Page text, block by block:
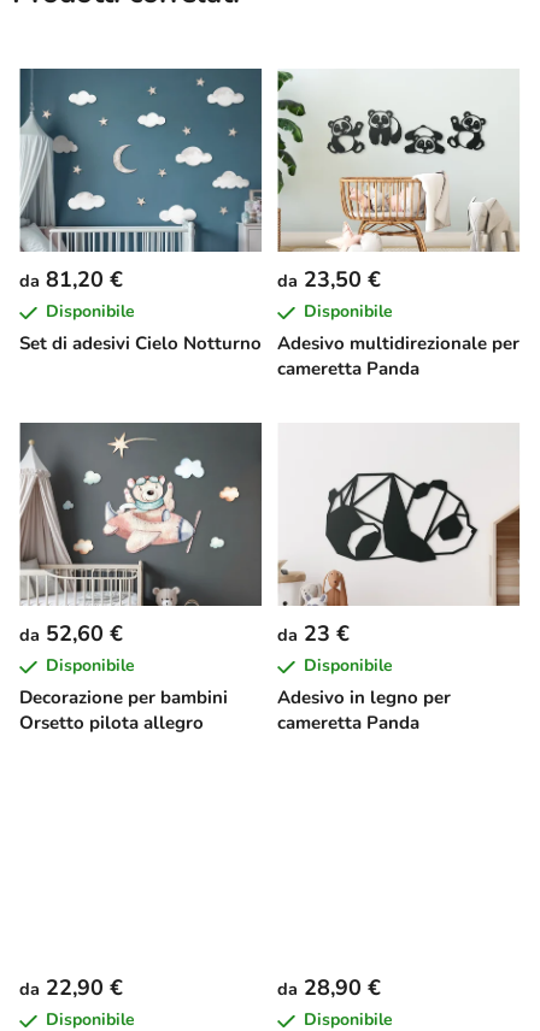
Set di adesivi Cielo Notturno
da 81,20 €
Disponibile
Adesivo multidirezionale per
cameretta Panda
da 23,50 €
Disponibile
Decorazione per bambini
Orsetto pilota allegro
da 52,60 €
Disponibile
Adesivo in legno per
cameretta Panda
da 23 €
Disponibile
da 22,90 €
Disponibile
da 28,90 €
Disponibile